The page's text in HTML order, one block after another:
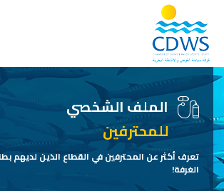
الملف الشخصي
للمحترفين
تعرف أكثر عن المحترفين في القطاع الذين لديهم
الغرفة!